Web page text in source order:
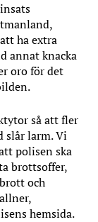
ha extra
annat knacka
oro för det
så att fler
slår larm. Vi
polisen ska
brottsoffer,
och
hemsida.